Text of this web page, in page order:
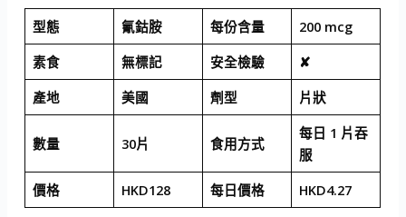
型態 氰鈷胺 每份含量
200 mcg
素食
無標記 安全檢驗
✘
產地
美國 劑型 片狀
數量 30片 食用方式
每日 1 片吞
服
價格
HKD128 每日價格 HKD4.27